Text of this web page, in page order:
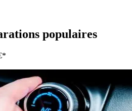
populaires